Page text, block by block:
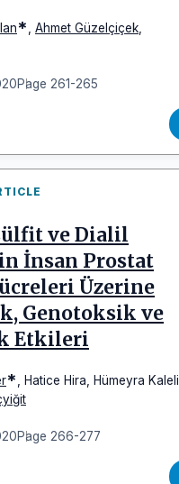
* Ahmet Güzelçiçek
Page 261-265
ve Dialil
İnsan Prostat
Üzerine
Genotoksik ve
Etkileri
* Hatice Hira Hümeyra Kaleli
Page 266-277